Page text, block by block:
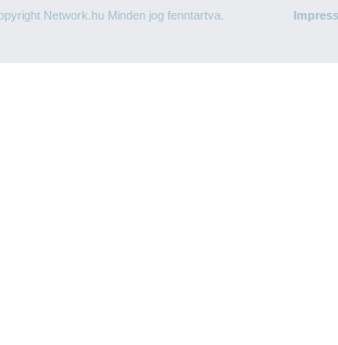
Network.hu Minden jog fenntartva.